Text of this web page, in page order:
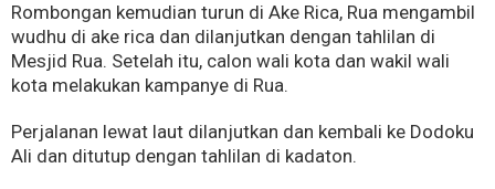
Rombongan kemudian turun di Ake Rica, Rua mengambil
wudhu di ake rica dan dilanjutkan dengan tahlilan di
Mesjid Rua. Setelah itu, calon wali kota dan wakil wali
kota melakukan kampanye di Rua.
Perjalanan lewat laut dilanjutkan dan kembali ke Dodoku
Ali dan ditutup dengan tahlilan di kadaton.